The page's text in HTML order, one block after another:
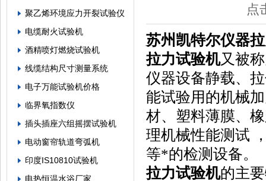
聚乙烯环境应力开裂试验仪
电缆耐火试验机
酒精喷灯燃烧试验机
线缆结构尺寸测量系统
电子万能试验机价格
临界氧指数仪
插头插座六组摇摆试验机
电动窗帘轨道弯弧机
印度IS10810试验机
电热恒温水浴厂家
点
苏州凯特尔仪器
拉力试验机又被
仪器设备静载、
能试验用的机械
材、塑料薄膜、
理机械性能测试
等*的检测设备。
拉力试验机的主